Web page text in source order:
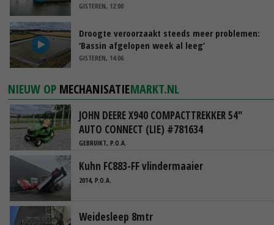
GISTEREN, 12:00
Droogte veroorzaakt steeds meer problemen:
‘Bassin afgelopen week al leeg’
GISTEREN, 14:06
NIEUW OP MECHANISATIEMARKT.NL
JOHN DEERE X940 COMPACTTREKKER 54"
AUTO CONNECT (LIE) #781634
GEBRUIKT, P.O.A.
Kuhn FC883-FF vlindermaaier
2014, P.O.A.
Weidesleep 8mtr